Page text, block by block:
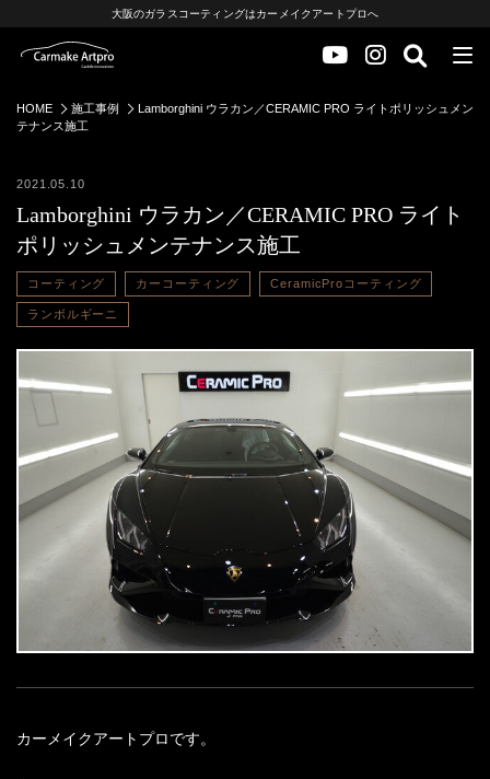
大阪のガラスコーティングはカーメイクアートプロへ
HOME 施工事例
Lamborghini ウラカン／CERAMIC PRO ライトポリッシュメン
テナンス施工
2021.05.10
Lamborghini ウラカン／CERAMIC PRO ライト
ポリッシュメンテナンス施工
コーティング カーコーティング CeramicProコーティング
ランボルギーニ
カーメイクアートプロです。